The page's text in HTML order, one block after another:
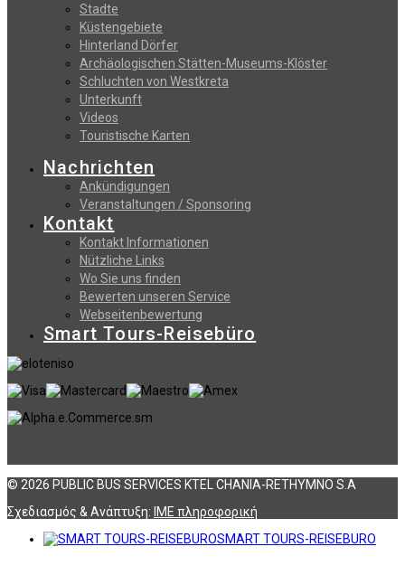
Stadte
Küstengebiete
Hinterland Dörfer
Archäologischen Stätten-Museums-Klöster
Schluchten von Westkreta
Unterkunft
Videos
Touristische Karten
Nachrichten
Ankündigungen
Veranstaltungen / Sponsoring
Kontakt
Kontakt Informationen
Nützliche Links
Wo Sie uns finden
Bewerten unseren Service
Webseitenbewertung
Smart Tours-Reisebüro
© 2026 PUBLIC BUS SERVICES KTEL CHANIA-RETHYMNO S.A
Σχεδιασμός & Ανάπτυξη: ΙΜΕ πληροφορική
SMART TOURS-REISEBURO